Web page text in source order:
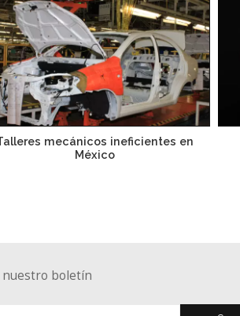
mecánicos ineficientes en
México
nuestro boletín